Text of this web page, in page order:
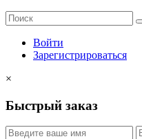
Войти
Зарегистрироваться
×
Быстрый заказ